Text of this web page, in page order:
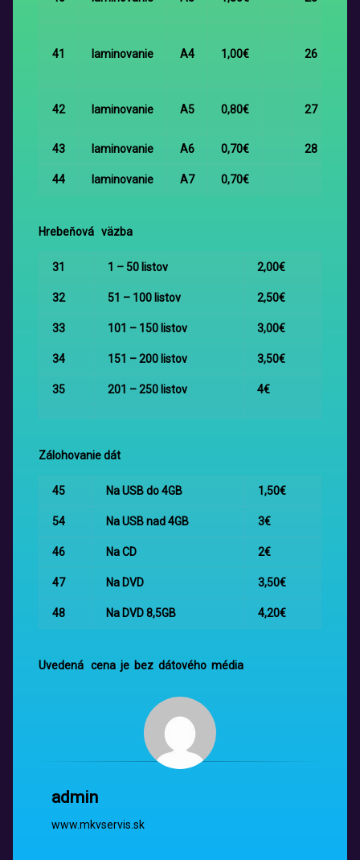
41 laminovanie A4 1,00€ 26
42 laminovanie A5 0,80€ 27
43 laminovanie A6 0,70€ 28
44 laminovanie A7 0,70€
Hrebeňová väzba
31 1 – 50 listov 2,00€
32 51 – 100 listov 2,50€
33 101 – 150 listov 3,00€
34 151 – 200 listov 3,50€
35 201 – 250 listov 4€
Zálohovanie dát
45 Na USB do 4GB 1,50€
54 Na USB nad 4GB 3€
46 Na CD 2€
47 Na DVD 3,50€
48 Na DVD 8,5GB 4,20€
Uvedená cena je bez dátového média
admin
www.mkvservis.sk